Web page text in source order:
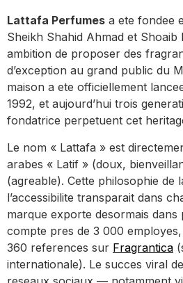
Lattafa Perfumes a ete fondee
Sheikh Shahid Ahmad et
ambition de proposer des
d’exception au grand public du
maison a ete officiellement
1992, et aujourd’hui trois
fondatrice perpetuent cet
Le nom « Lattafa » est
arabes « Latif » (doux,
(agreable). Cette philosophie de
l’accessibilite transparait dans
marque exporte desormais dans
compte pres de 3 000
360 references sur Fragrantica
internationale). Le succes viral